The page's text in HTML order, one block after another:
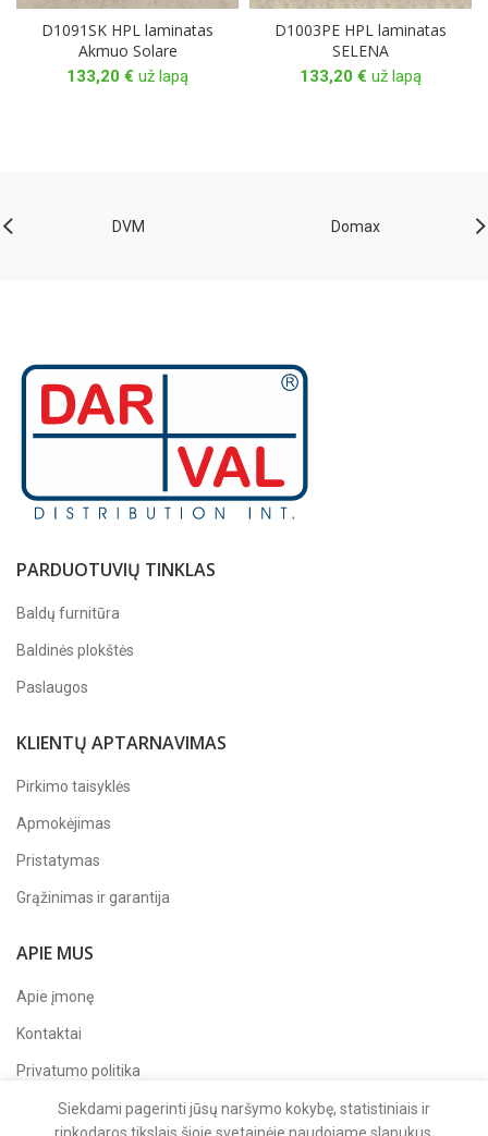
D1091SK HPL laminatas
Akmuo Solare
133,20 € už lapą
D1003PE HPL laminatas
SELENA
133,20 € už lapą
DVM Domax
PARDUOTUVIŲ TINKLAS
Baldų furnitūra
Baldinės plokštės
Paslaugos
KLIENTŲ APTARNAVIMAS
Pirkimo taisyklės
Apmokėjimas
Pristatymas
Grąžinimas ir garantija
APIE MUS
Apie įmonę
Kontaktai
Privatumo politika
Sekite musFacebook'e
Siekdami pagerinti jūsų naršymo kokybę, statistiniais ir